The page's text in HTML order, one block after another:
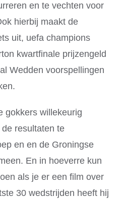
en te vechten voor
hierbij maakt de
uit, uefa champions
kwartfinale prijzengeld
Wedden voorspellingen
gokkers willekeurig
resultaten te
en en de Groningse
En in hoeverre kun
als je er een film over
30 wedstrijden heeft hij